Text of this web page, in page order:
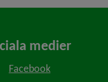
medier
Facebook